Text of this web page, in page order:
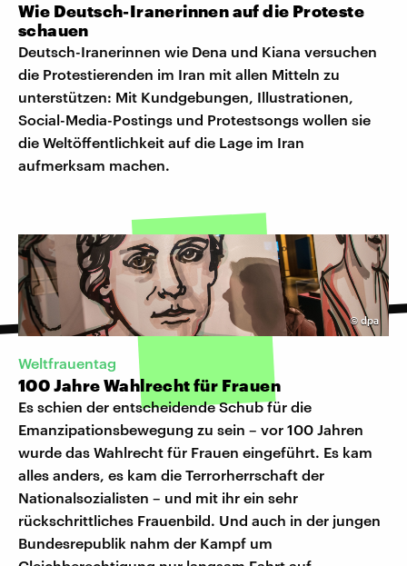
Wie Deutsch-Iranerinnen auf die Proteste
schauen
Deutsch-Iranerinnen wie Dena und Kiana versuchen
die Protestierenden im Iran mit allen Mitteln zu
unterstützen: Mit Kundgebungen, Illustrationen,
Social-Media-Postings und Protestsongs wollen sie
die Weltöffentlichkeit auf die Lage im Iran
aufmerksam machen.
© dpa
Weltfrauentag
100 Jahre Wahlrecht für Frauen
Es schien der entscheidende Schub für die
Emanzipationsbewegung zu sein – vor 100 Jahren
wurde das Wahlrecht für Frauen eingeführt. Es kam
alles anders, es kam die Terrorherrschaft der
Nationalsozialisten – und mit ihr ein sehr
rückschrittliches Frauenbild. Und auch in der jungen
Bundesrepublik nahm der Kampf um